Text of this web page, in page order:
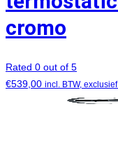
cromo
Rated 0 out of 5
€539,00 incl. BTW,